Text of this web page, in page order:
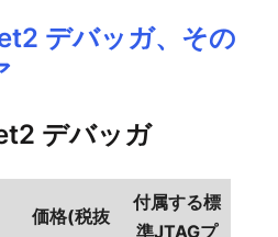
デバッガ、その
デバッガ
価格(税抜
付属する標
準JTAGプ